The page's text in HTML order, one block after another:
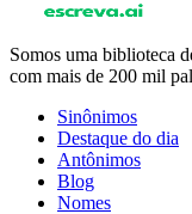
Somos uma biblioteca
com mais de 200 mil
Sinônimos
Destaque do dia
Antônimos
Blog
Nomes